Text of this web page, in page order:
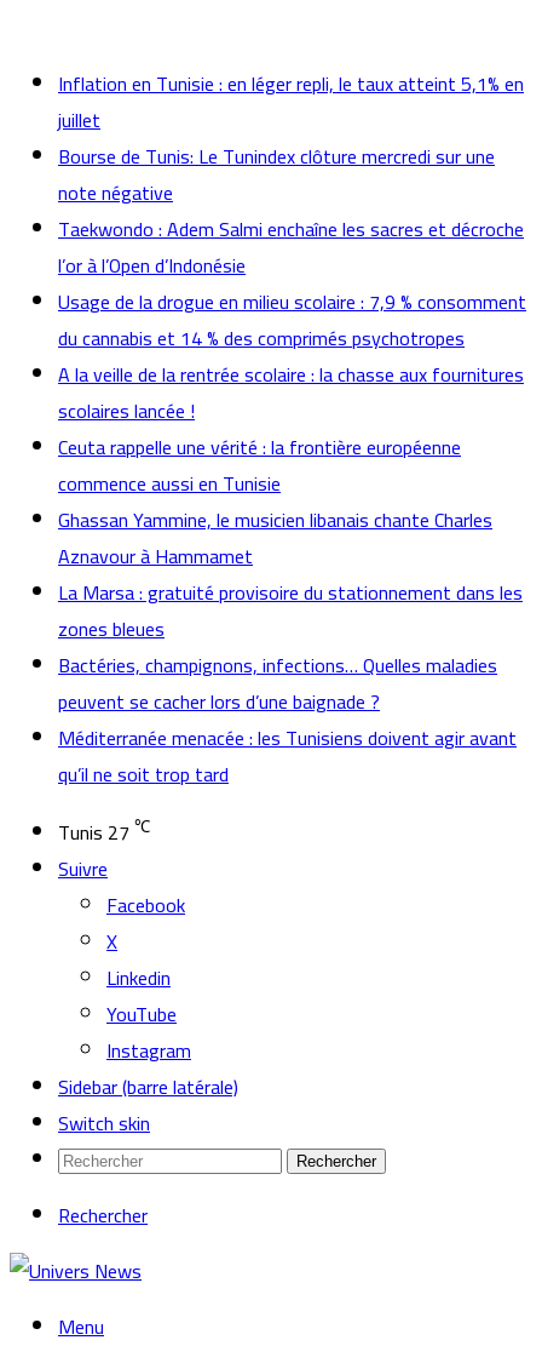
Inflation en Tunisie : en léger repli, le taux atteint 5,1% en
juillet
Bourse de Tunis: Le Tunindex clôture mercredi sur une
note négative
Taekwondo : Adem Salmi enchaîne les sacres et décroche
l’or à l’Open d’Indonésie
Usage de la drogue en milieu scolaire : 7,9 % consomment
du cannabis et 14 % des comprimés psychotropes
A la veille de la rentrée scolaire : la chasse aux fournitures
scolaires lancée !
Ceuta rappelle une vérité : la frontière européenne
commence aussi en Tunisie
Ghassan Yammine, le musicien libanais chante Charles
Aznavour à Hammamet
La Marsa : gratuité provisoire du stationnement dans les
zones bleues
Bactéries, champignons, infections… Quelles maladies
peuvent se cacher lors d’une baignade ?
Méditerranée menacée : les Tunisiens doivent agir avant
qu’il ne soit trop tard
Tunis 27 ℃
Suivre
Facebook
X
Linkedin
YouTube
Instagram
Sidebar (barre latérale)
Switch skin
Rechercher
Rechercher
Menu